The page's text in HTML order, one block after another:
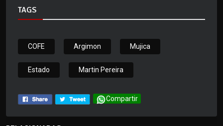
TAGS
COFE Argimon Mujica
Estado Martin Pereira
Compartir